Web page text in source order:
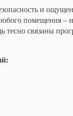
и
помещения –
тесно связаны